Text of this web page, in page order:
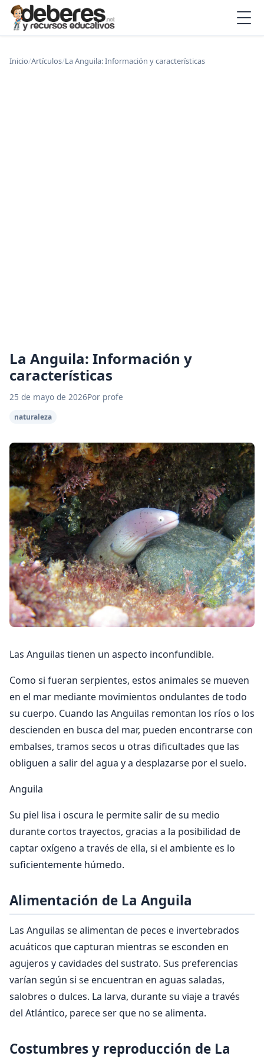
Inicio/Artículos/La Anguila: Información y características
La Anguila: Información y
características
25 de mayo de 2026Por profe
naturaleza
Las Anguilas tienen un aspecto inconfundible.
Como si fueran serpientes, estos animales se mueven
en el mar mediante movimientos ondulantes de todo
su cuerpo. Cuando las Anguilas remontan los ríos o los
descienden en busca del mar, pueden encontrarse con
embalses, tramos secos u otras dificultades que las
obliguen a salir del agua y a desplazarse por el suelo.
Anguila
Su piel lisa i oscura le permite salir de su medio
durante cortos trayectos, gracias a la posibilidad de
captar oxígeno a través de ella, si el ambiente es lo
suficientemente húmedo.
Alimentación de La Anguila
Las Anguilas se alimentan de peces e invertebrados
acuáticos que capturan mientras se esconden en
agujeros y cavidades del sustrato. Sus preferencias
varían según si se encuentran en aguas saladas,
salobres o dulces. La larva, durante su viaje a través
del Atlántico, parece ser que no se alimenta.
Costumbres y reproducción de La